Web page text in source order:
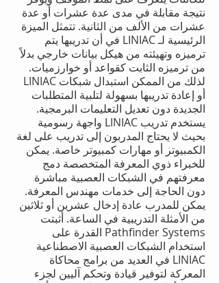
نتيجة مقابلة في مدى عدة عشرات أو عدة
عشرات من الألف من الثانية. تتمثل الميزة
الرئيسية لـ LINIAC في أن تدريبها يتم
ترميزه وتهيئته من هيكل بيانات خارجي بدلاً
من ترميزه الثابت كقواعد أو خوارزميات.
لذلك من الممكن استبدال شبكات LINIAC
أو إعادة تدريبها بسهولة لتلبية المتطلبات
الجديدة دون تعديل التعليمات البرمجية.
يستخدم تدريب LINIAC واجهة رسومية
بحيث لا يحتاج المدربون إلى تدريب على لغة
الكمبيوتر أو مهارات كمبيوتر خاصة. يمكن
للخبراء ذوي المعرفة المتخصصة دمج
معرفتهم في الشبكات العصبية مباشرة
دون الحاجة إلى خدمات مهندس المعرفة.
يمكن للمدرب عادة إدخال عشرين أو ثلاثين
من الأمثلة التدريبية في الساعة. أثبتت
Pathfinder Systems القدرة على
استخدام الشبكات العصبية الاصطناعية
LINIAC في العديد من برامج محاكاة
المعركة لتوفير قيادة وتحكم آليين لجزء